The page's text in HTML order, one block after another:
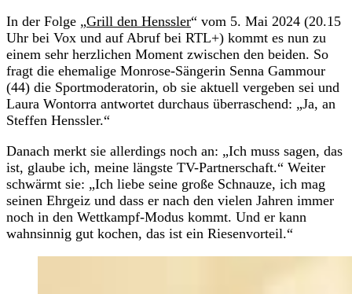
In der Folge „Grill den Henssler“ vom 5. Mai 2024 (20.15
Uhr bei Vox und auf Abruf bei RTL+) kommt es nun zu
einem sehr herzlichen Moment zwischen den beiden. So
fragt die ehemalige Monrose-Sängerin Senna Gammour
(44) die Sportmoderatorin, ob sie aktuell vergeben sei und
Laura Wontorra antwortet durchaus überraschend: „Ja, an
Steffen Henssler.“
Danach merkt sie allerdings noch an: „Ich muss sagen, das
ist, glaube ich, meine längste TV-Partnerschaft.“ Weiter
schwärmt sie: „Ich liebe seine große Schnauze, ich mag
seinen Ehrgeiz und dass er nach den vielen Jahren immer
noch in den Wettkampf-Modus kommt. Und er kann
wahnsinnig gut kochen, das ist ein Riesenvorteil.“